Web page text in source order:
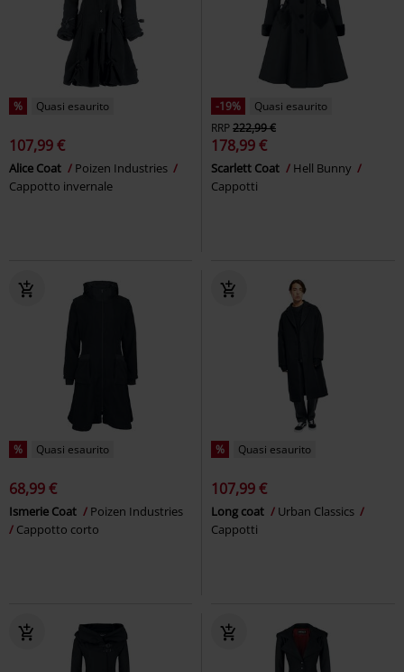
% Quasi esaurito
107,99 €
Alice Coat
Poizen Industries
Cappotto invernale
-19%
Quasi esaurito
RRP222,99 €
178,99 €
Scarlett Coat
Hell Bunny
Cappotti
% Quasi esaurito
68,99 €
Ismerie Coat
Poizen Industries
Cappotto corto
% Quasi esaurito
107,99 €
Long coat
Urban Classics
Cappotti